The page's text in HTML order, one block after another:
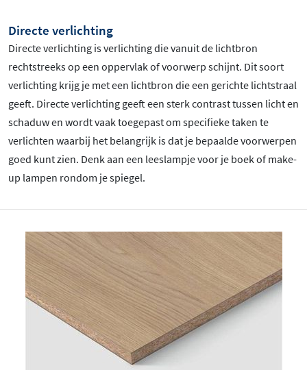
Directe verlichting
Directe verlichting is verlichting die vanuit de lichtbron
rechtstreeks op een oppervlak of voorwerp schijnt. Dit soort
verlichting krijg je met een lichtbron die een gerichte lichtstraal
geeft. Directe verlichting geeft een sterk contrast tussen licht en
schaduw en wordt vaak toegepast om specifieke taken te
verlichten waarbij het belangrijk is dat je bepaalde voorwerpen
goed kunt zien. Denk aan een leeslampje voor je boek of make-
up lampen rondom je spiegel.